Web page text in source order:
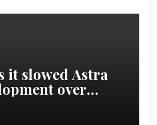
it slowed Astra
over
| VseTime.ru